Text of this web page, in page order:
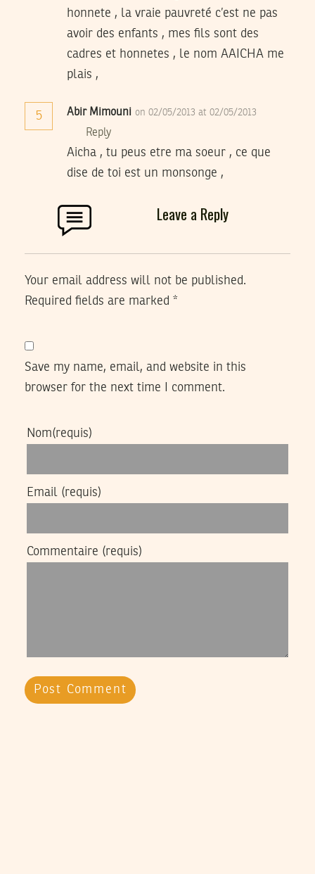
honnete , la vraie pauvreté c’est ne pas
avoir des enfants , mes fils sont des
cadres et honnetes , le nom AAICHA me
plais ,
5 Abir Mimouni on 02/05/2013 at 02/05/2013
Reply
Aicha , tu peus etre ma soeur , ce que
dise de toi est un monsonge ,
Leave a Reply
Your email address will not be published.
Required fields are marked *
Save my name, email, and website in this
browser for the next time I comment.
Nom(requis)
Email (requis)
Commentaire (requis)